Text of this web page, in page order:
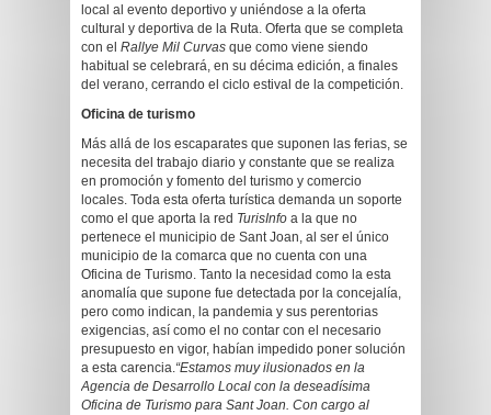
local al evento deportivo y uniéndose a la oferta
cultural y deportiva de la Ruta. Oferta que se completa
con el Rallye Mil Curvas que como viene siendo
habitual se celebrará, en su décima edición, a finales
del verano, cerrando el ciclo estival de la competición.
Oficina de turismo
Más allá de los escaparates que suponen las ferias, se
necesita del trabajo diario y constante que se realiza
en promoción y fomento del turismo y comercio
locales. Toda esta oferta turística demanda un soporte
como el que aporta la red TurisInfo a la que no
pertenece el municipio de Sant Joan, al ser el único
municipio de la comarca que no cuenta con una
Oficina de Turismo. Tanto la necesidad como la esta
anomalía que supone fue detectada por la concejalía,
pero como indican, la pandemia y sus perentorias
exigencias, así como el no contar con el necesario
presupuesto en vigor, habían impedido poner solución
a esta carencia.“Estamos muy ilusionados en la
Agencia de Desarrollo Local con la deseadísima
Oficina de Turismo para Sant Joan. Con cargo al